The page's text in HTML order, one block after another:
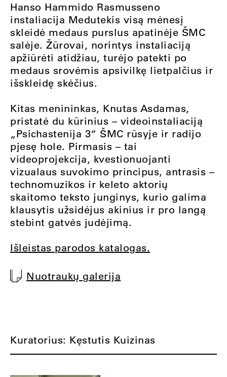
Hanso Hammido Rasmusseno
instaliacija Medutekis visą mėnesį
skleidė medaus purslus apatinėje ŠMC
salėje. Žūrovai, norintys instaliaciją
apžiūrėti atidžiau, turėjo patekti po
medaus srovėmis apsivilkę lietpalčius ir
išskleidę skėčius.
Kitas menininkas, Knutas Asdamas,
pristatė du kūrinius – videoinstaliaciją
„Psichastenija 3“ ŠMC rūsyje ir radijo
pjesę hole. Pirmasis – tai
videoprojekcija, kvestionuojanti
vizualaus suvokimo principus, antrasis –
technomuzikos ir keleto aktorių
skaitomo teksto junginys, kurio galima
klausytis užsidėjus akinius ir pro langą
stebint gatvės judėjimą.
Išleistas parodos katalogas.
Nuotraukų galerija
Kuratorius: Kęstutis Kuizinas